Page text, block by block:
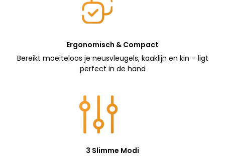
Ergonomisch & Compact
Bereikt moeiteloos je neusvleugels, kaaklijn en kin – ligt
perfect in de hand
3 Slimme Modi